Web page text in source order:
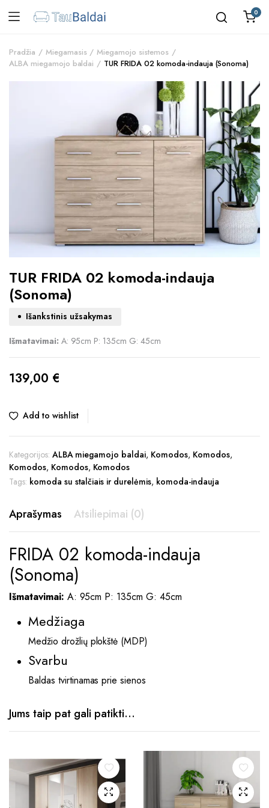
0
Pradžia Miegamasis
Miegamojo sistemos
ALBA miegamojo baldai
TUR FRIDA 02 komoda-indauja (Sonoma)
TUR FRIDA 02 komoda-indauja
(Sonoma)
Išankstinis užsakymas
Išmatavimai: A: 95cm P: 135cm G: 45cm
139,00 €
Add to wishlist
Kategorijos: ALBA miegamojo baldai, Komodos, Komodos,
Komodos, Komodos, Komodos
Tags: komoda su stalčiais ir durelėmis, komoda-indauja
Aprašymas Atsiliepimai (0)
FRIDA 02 komoda-indauja
(Sonoma)
Išmatavimai: A: 95cm P: 135cm G: 45cm
Medžiaga
Medžio drožlių plokštė (MDP)
Svarbu
Baldas tvirtinamas prie sienos
Jums taip pat gali patikti…